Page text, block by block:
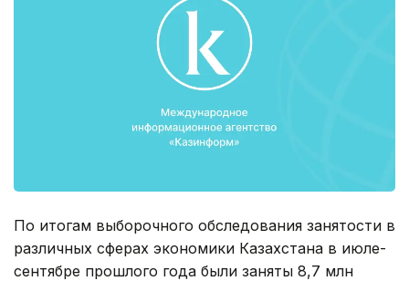
По итогам выборочного обследования занятости в
различных сферах экономики Казахстана в июле-
сентябре прошлого года были заняты 8,7 млн